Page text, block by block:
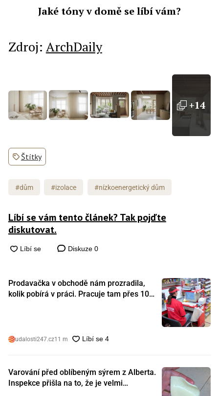
Jaké tóny v domě se líbí vám?
Zdroj: ArchDaily
+14
Štítky
#dům #izolace #nízkoenergetický dům
Líbí se vám tento článek? Tak pojďte
diskutovat.
Diskuze 0
Prodavačka v obchodě nám prozradila,
kolik pobírá v práci. Pracuje tam přes 10
udalosti247.cz11 m
Varování před oblíbeným sýrem z Alberta.
Inspekce přišla na to, že je velmi